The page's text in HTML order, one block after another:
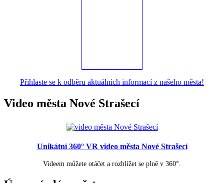
Přihlaste se k odběru aktuálních informací z našeho města!
Video města Nové Strašecí
Unikátní 360° VR video města Nové Strašecí
Videem můžete otáčet a rozhlížet se plně v 360°.